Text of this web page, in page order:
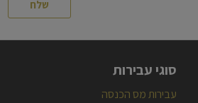
סוגי עבירות
עבירות מס הכנסה